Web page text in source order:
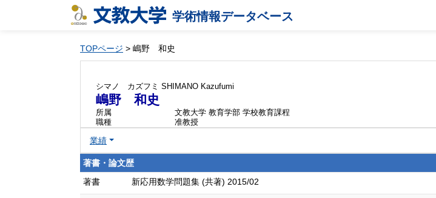
学術情報データベース
TOPページ > 嶋野 和史
シマノ カズフミ SHIMANO Kazufumi
嶋野 和史
所属
文教大学 教育学部 学校教育課程
職種
准教授
業績
著書・論文歴
著書
新応用数学問題集 (共著) 2015/02